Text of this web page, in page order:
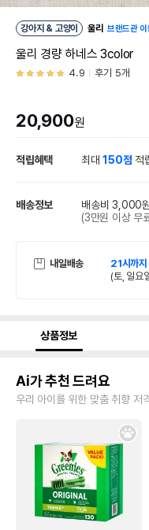
강아지 & 고양이 울리 브랜드관 이
울리 경량 하네스 3color
4.9 후기 5개
20,900원
적립혜택 최대150점 적
배송정보 배송비 3,000원
(3만원 이상 무
내일배송 21시까
(토, 일요
상품정보
Ai가 추천 드려요
우리 아이를 위한 맞춤 취향 저